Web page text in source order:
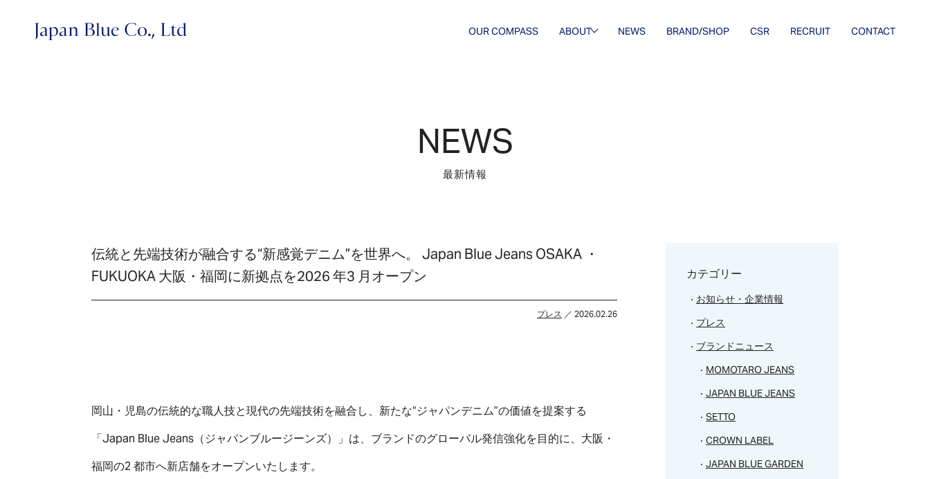
OUR COMPASS ABOUT NEWS BRAND/SHOP CSR RECRUIT CONTACT
NEWS
最新情報
伝統と先端技術が融合する“新感覚デニム”を世界へ。 Japan Blue Jeans OSAKA ・
FUKUOKA 大阪・福岡に新拠点を2026 年3 月オープン
プレス ／ 2026.02.26
岡山・児島の伝統的な職人技と現代の先端技術を融合し、新たな“ジャパンデニム”の価値を提案する
「Japan Blue Jeans（ジャパンブルージーンズ）」は、ブランドのグローバル発信強化を目的に、大阪・
福岡の2 都市へ新店舗をオープンいたします。
カテゴリー
お知らせ・企業情報
プレス
ブランドニュース
MOMOTARO JEANS
JAPAN BLUE JEANS
SETTO
CROWN LABEL
JAPAN BLUE GARDEN